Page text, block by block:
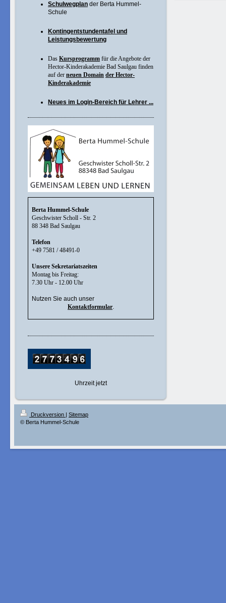
Schulwegplan der Berta Hummel-
Schule
Kontingentstundentafel und
Leistungsbewertung
Das Kursprogramm für die Angebote der
Hector-Kinderakademie Bad Saulgau finden
auf der neuen Domain der Hector-
Kinderakademie
Neues im Login-Bereich für Lehrer ...
Berta Hummel-Schule
Geschwister Scholl - Str. 2
88 348 Bad Saulgau
Telefon
+49 7581 / 48491-0
Unsere Sekretariatszeiten
Montag bis Freitag:
7.30 Uhr - 12.00 Uhr
Nutzen Sie auch unser
Kontaktformular.
Uhrzeit jetzt
Druckversion | Sitemap
© Berta Hummel-Schule